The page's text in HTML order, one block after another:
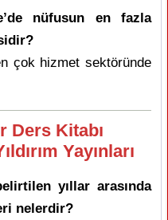
nüfusun en fazla
çok hizmet sektöründe
Ders Kitabı
Yayınları
yıllar arasında
nelerdir?